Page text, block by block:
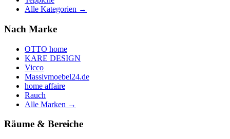
Alle Kategorien →
Nach Marke
OTTO home
KARE DESIGN
Vicco
Massivmoebel24.de
home affaire
Rauch
Alle Marken →
Räume & Bereiche